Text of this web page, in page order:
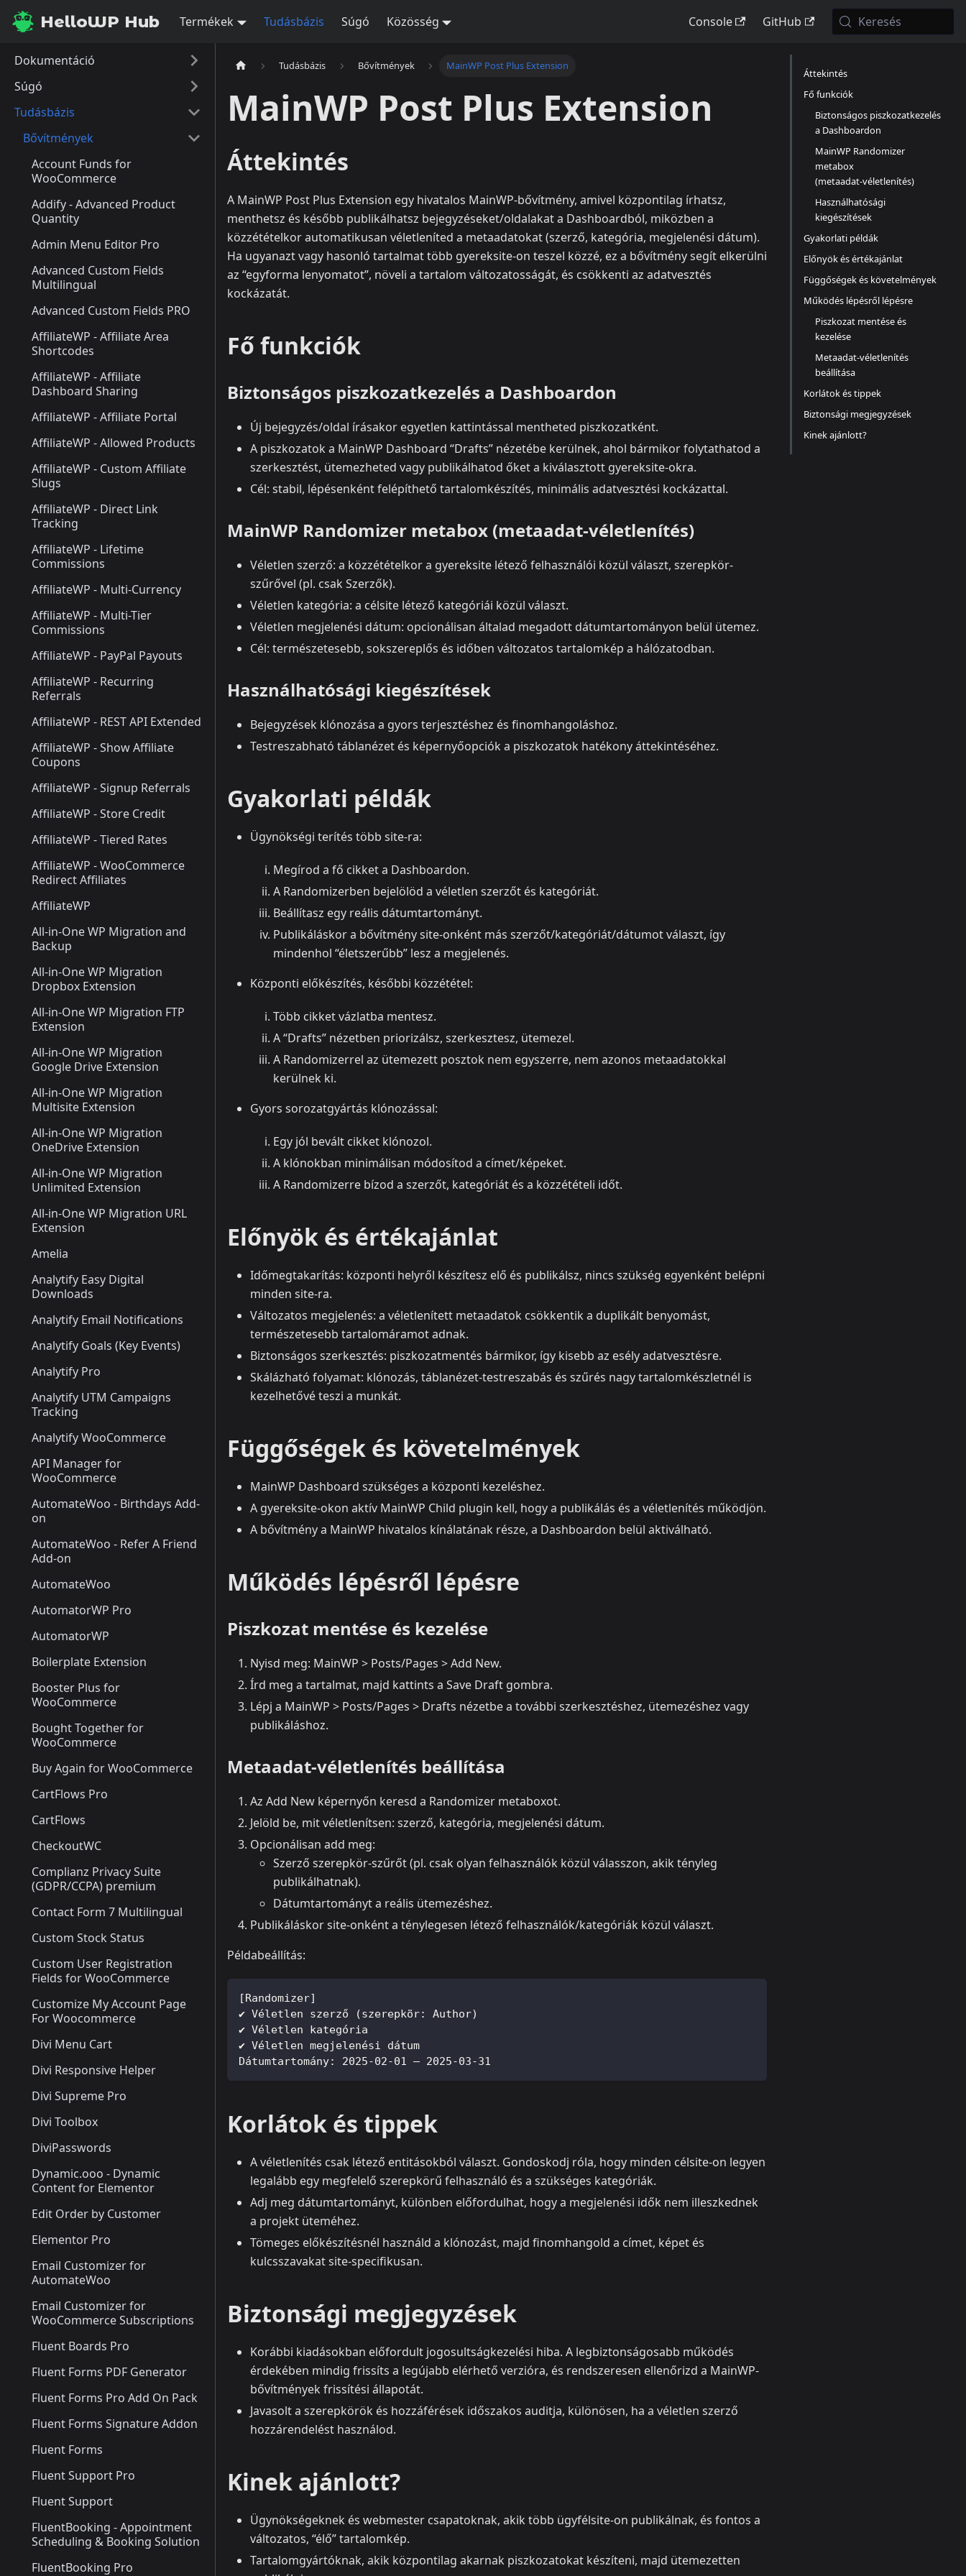
HelloWP Hub Termékek Tudásbázis Súgó Közösség Console GitHub Keresés
Dokumentáció
Súgó
Tudásbázis
Bővítmények
Account Funds for
WooCommerce
Addify - Advanced Product
Quantity
Admin Menu Editor Pro
Advanced Custom Fields
Multilingual
Advanced Custom Fields PRO
AffiliateWP - Affiliate Area
Shortcodes
AffiliateWP - Affiliate
Dashboard Sharing
AffiliateWP - Affiliate Portal
AffiliateWP - Allowed Products
AffiliateWP - Custom Affiliate
Slugs
AffiliateWP - Direct Link
Tracking
AffiliateWP - Lifetime
Commissions
AffiliateWP - Multi-Currency
AffiliateWP - Multi-Tier
Commissions
AffiliateWP - PayPal Payouts
AffiliateWP - Recurring
Referrals
AffiliateWP - REST API Extended
AffiliateWP - Show Affiliate
Coupons
AffiliateWP - Signup Referrals
AffiliateWP - Store Credit
AffiliateWP - Tiered Rates
AffiliateWP - WooCommerce
Redirect Affiliates
AffiliateWP
All-in-One WP Migration and
Backup
All-in-One WP Migration
Dropbox Extension
All-in-One WP Migration FTP
Extension
All-in-One WP Migration
Google Drive Extension
All-in-One WP Migration
Multisite Extension
All-in-One WP Migration
OneDrive Extension
All-in-One WP Migration
Unlimited Extension
All-in-One WP Migration URL
Extension
Amelia
Analytify Easy Digital
Downloads
Analytify Email Notifications
Analytify Goals (Key Events)
Analytify Pro
Analytify UTM Campaigns
Tracking
Analytify WooCommerce
API Manager for
WooCommerce
AutomateWoo - Birthdays Add-
on
AutomateWoo - Refer A Friend
Add-on
AutomateWoo
AutomatorWP Pro
AutomatorWP
Boilerplate Extension
Booster Plus for
WooCommerce
Bought Together for
WooCommerce
Buy Again for WooCommerce
CartFlows Pro
CartFlows
CheckoutWC
Complianz Privacy Suite
(GDPR/CCPA) premium
Contact Form 7 Multilingual
Custom Stock Status
Custom User Registration
Fields for WooCommerce
Customize My Account Page
For Woocommerce
Divi Menu Cart
Divi Responsive Helper
Divi Supreme Pro
Divi Toolbox
DiviPasswords
Dynamic.ooo - Dynamic
Content for Elementor
Edit Order by Customer
Elementor Pro
Email Customizer for
AutomateWoo
Email Customizer for
WooCommerce Subscriptions
Fluent Boards Pro
Fluent Forms PDF Generator
Fluent Forms Pro Add On Pack
Fluent Forms Signature Addon
Fluent Forms
Fluent Support Pro
Fluent Support
FluentBooking - Appointment
Scheduling & Booking Solution
FluentBooking Pro
Tudásbázis Bővítmények MainWP Post Plus Extension
MainWP Post Plus Extension
Áttekintés
A MainWP Post Plus Extension egy hivatalos MainWP-bővítmény, amivel központilag írhatsz,
menthetsz és később publikálhatsz bejegyzéseket/oldalakat a Dashboardból, miközben a
közzétételkor automatikusan véletleníted a metaadatokat (szerző, kategória, megjelenési dátum).
Ha ugyanazt vagy hasonló tartalmat több gyereksite-on teszel közzé, ez a bővítmény segít elkerülni
az “egyforma lenyomatot”, növeli a tartalom változatosságát, és csökkenti az adatvesztés
kockázatát.
Fő funkciók
Biztonságos piszkozatkezelés a Dashboardon
Új bejegyzés/oldal írásakor egyetlen kattintással mentheted piszkozatként.
A piszkozatok a MainWP Dashboard “Drafts” nézetébe kerülnek, ahol bármikor folytathatod a
szerkesztést, ütemezheted vagy publikálhatod őket a kiválasztott gyereksite-okra.
Cél: stabil, lépésenként felépíthető tartalomkészítés, minimális adatvesztési kockázattal.
MainWP Randomizer metabox (metaadat‑véletlenítés)
Véletlen szerző: a közzétételkor a gyereksite létező felhasználói közül választ, szerepkör-
szűrővel (pl. csak Szerzők).
Véletlen kategória: a célsite létező kategóriái közül választ.
Véletlen megjelenési dátum: opcionálisan általad megadott dátumtartományon belül ütemez.
Cél: természetesebb, sokszereplős és időben változatos tartalomkép a hálózatodban.
Használhatósági kiegészítések
Bejegyzések klónozása a gyors terjesztéshez és finomhangoláshoz.
Testreszabható táblanézet és képernyőopciók a piszkozatok hatékony áttekintéséhez.
Gyakorlati példák
Ügynökségi terítés több site-ra:
Megírod a fő cikket a Dashboardon.
A Randomizerben bejelölöd a véletlen szerzőt és kategóriát.
Beállítasz egy reális dátumtartományt.
Publikáláskor a bővítmény site-onként más szerzőt/kategóriát/dátumot választ, így
mindenhol “életszerűbb” lesz a megjelenés.
Központi előkészítés, későbbi közzététel:
Több cikket vázlatba mentesz.
A “Drafts” nézetben priorizálsz, szerkesztesz, ütemezel.
A Randomizerrel az ütemezett posztok nem egyszerre, nem azonos metaadatokkal
kerülnek ki.
Gyors sorozatgyártás klónozással:
Egy jól bevált cikket klónozol.
A klónokban minimálisan módosítod a címet/képeket.
A Randomizerre bízod a szerzőt, kategóriát és a közzétételi időt.
Előnyök és értékajánlat
Időmegtakarítás: központi helyről készítesz elő és publikálsz, nincs szükség egyenként belépni
minden site-ra.
Változatos megjelenés: a véletlenített metaadatok csökkentik a duplikált benyomást,
természetesebb tartalomáramot adnak.
Biztonságos szerkesztés: piszkozatmentés bármikor, így kisebb az esély adatvesztésre.
Skálázható folyamat: klónozás, táblanézet-testreszabás és szűrés nagy tartalomkészletnél is
kezelhetővé teszi a munkát.
Függőségek és követelmények
MainWP Dashboard szükséges a központi kezeléshez.
A gyereksite-okon aktív MainWP Child plugin kell, hogy a publikálás és a véletlenítés működjön.
A bővítmény a MainWP hivatalos kínálatának része, a Dashboardon belül aktiválható.
Működés lépésről lépésre
Piszkozat mentése és kezelése
Nyisd meg: MainWP > Posts/Pages > Add New.
Írd meg a tartalmat, majd kattints a Save Draft gombra.
Lépj a MainWP > Posts/Pages > Drafts nézetbe a további szerkesztéshez, ütemezéshez vagy
publikáláshoz.
Metaadat‑véletlenítés beállítása
Az Add New képernyőn keresd a Randomizer metaboxot.
Jelöld be, mit véletlenítsen: szerző, kategória, megjelenési dátum.
Opcionálisan add meg:
Szerző szerepkör-szűrőt (pl. csak olyan felhasználók közül válasszon, akik tényleg
publikálhatnak).
Dátumtartományt a reális ütemezéshez.
Publikáláskor site-onként a ténylegesen létező felhasználók/kategóriák közül választ.
Példabeállítás:
[Randomizer]
✔ Véletlen szerző (szerepkör: Author)
✔ Véletlen kategória
✔ Véletlen megjelenési dátum
Dátumtartomány: 2025-02-01 – 2025-03-31
Korlátok és tippek
A véletlenítés csak létező entitásokból választ. Gondoskodj róla, hogy minden célsite-on legyen
legalább egy megfelelő szerepkörű felhasználó és a szükséges kategóriák.
Adj meg dátumtartományt, különben előfordulhat, hogy a megjelenési idők nem illeszkednek
a projekt üteméhez.
Tömeges előkészítésnél használd a klónozást, majd finomhangold a címet, képet és
kulcsszavakat site-specifikusan.
Biztonsági megjegyzések
Korábbi kiadásokban előfordult jogosultságkezelési hiba. A legbiztonságosabb működés
érdekében mindig frissíts a legújabb elérhető verzióra, és rendszeresen ellenőrizd a MainWP-
bővítmények frissítési állapotát.
Javasolt a szerepkörök és hozzáférések időszakos auditja, különösen, ha a véletlen szerző
hozzárendelést használod.
Kinek ajánlott?
Ügynökségeknek és webmester csapatoknak, akik több ügyfélsite-on publikálnak, és fontos a
változatos, “élő” tartalomkép.
Tartalomgyártóknak, akik központilag akarnak piszkozatokat készíteni, majd ütemezetten
Áttekintés
Fő funkciók
Biztonságos piszkozatkezelés
a Dashboardon
MainWP Randomizer
metabox
(metaadat‑véletlenítés)
Használhatósági
kiegészítések
Gyakorlati példák
Előnyök és értékajánlat
Függőségek és követelmények
Működés lépésről lépésre
Piszkozat mentése és
kezelése
Metaadat‑véletlenítés
beállítása
Korlátok és tippek
Biztonsági megjegyzések
Kinek ajánlott?